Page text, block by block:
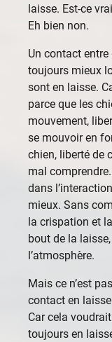
laisse. Est-ce
Eh bien non.
Un contact
toujours mieux
sont en laisse.
parce que les
mouvement,
se mouvoir en
chien, liberté de
mal
dans
mieux. Sans
la crispation et
bout de la
l’atmosphère.
Mais ce n’est
contact en
Car cela
toujours en